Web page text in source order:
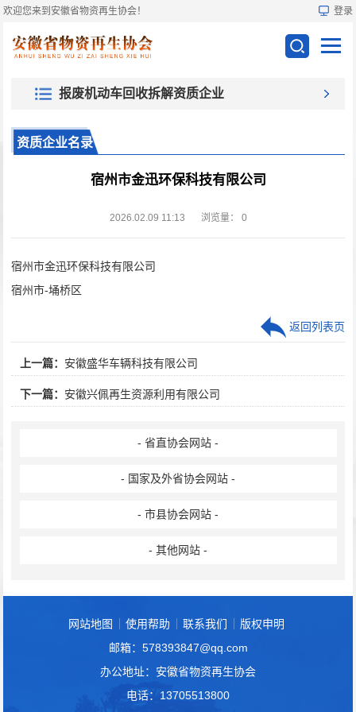
欢迎您来到安徽省物资再生协会！ 登录
报废机动车回收拆解资质企业
资质企业名录
宿州市金迅环保科技有限公司
2026.02.09 11:13 浏览量： 0
宿州市金迅环保科技有限公司
宿州市-埇桥区
上一篇： 安徽盛华车辆科技有限公司
下一篇： 安徽兴佩再生资源利用有限公司
返回列表页
- 省直协会网站 -
- 国家及外省协会网站 -
- 市县协会网站 -
- 其他网站 -
网站地图 使用帮助 联系我们
版权申明
邮箱：578393847@qq.com
办公地址：安徽省物资再生协会
电话：13705513800